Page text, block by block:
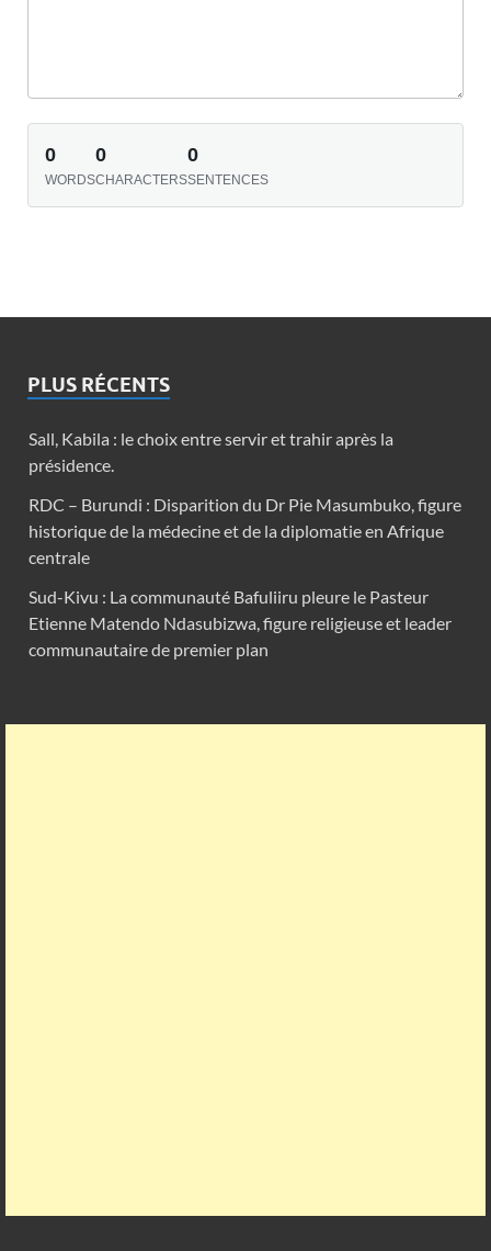
0
WORDS
0
CHARACTERS
0
SENTENCES
PLUS RÉCENTS
Sall, Kabila : le choix entre servir et trahir après la
présidence.
RDC – Burundi : Disparition du Dr Pie Masumbuko, figure
historique de la médecine et de la diplomatie en Afrique
centrale
Sud-Kivu : La communauté Bafuliiru pleure le Pasteur
Etienne Matendo Ndasubizwa, figure religieuse et leader
communautaire de premier plan